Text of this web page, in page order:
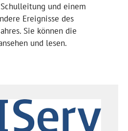
und einem
Ereignisse des
Sie können die
und lesen.